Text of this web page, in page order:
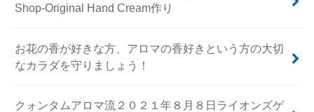
Shop-Original Hand Cream作り
お花の香が好きな方、アロマの香好きという方の大切
なカラダを守りましょう！
クォンタムアロマ流２０２１年８月８日ライオンズゲ